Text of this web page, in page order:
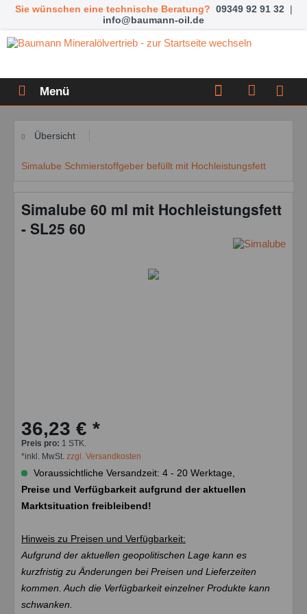
Sie wünschen eine technische Beratung? 09349 92 91 32 |
info@baumann-oil.de
Menü
Übersicht
Simalube Schmierstoffgeber befüllt mit Hochleistungsfett
Simalube 60 ml mit Hochleistungsfett
- SL25 60
36,23 € *
Preis pro: 1 STK.
*inkl. MwSt. zzgl. Versandkosten
Voraussichtliche Versandzeit: 4 - 20 Werktage,
Preise und Verfügbarkeit aufgrund der aktuellen
Marktsituation freibleibend!
Hinweis zu Preisen und Verfügbarkeit:
Aufgrund der aktuellen geopolitischen Lage kann es
kurzfristig zu Änderungen bei Preisen und Lieferzeiten
kommen. Auch die Verfügbarkeit einzelner Produkte kann
schwanken.